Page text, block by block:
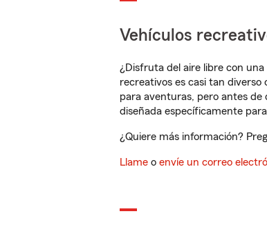
Vehículos
¿Disfruta del aire libre con una
recreativos es casi tan
para aventuras, pero antes de
diseñada específicamente
¿Quiere más información?
Llame o envíe un correo